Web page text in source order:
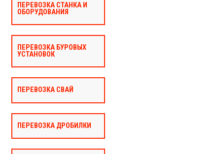
ПЕРЕВОЗКА СТАНКА И
ОБОРУДОВАНИЯ
ПЕРЕВОЗКА БУРОВЫХ
УСТАНОВОК
ПЕРЕВОЗКА СВАЙ
ПЕРЕВОЗКА ДРОБИЛКИ